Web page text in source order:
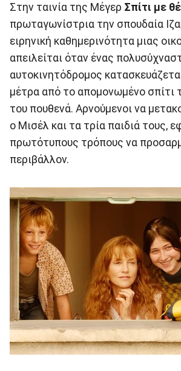
Στην ταινία της Μέγερ Σπίτι με
πρωταγωνίστρια την σπουδαία
ειρηνική καθημερινότητα μιας
απειλείται όταν ένας
αυτοκινητόδρομος
μέτρα από το απομονωμένο σπίτι
του πουθενά. Αρνούμενοι να
ο Μισέλ και τα τρία παιδιά τους,
πρωτότυπους τρόπους να
περιβάλλον.